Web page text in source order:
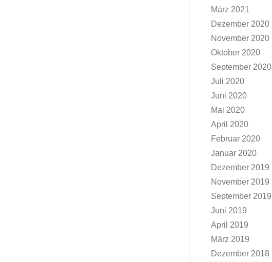
März 2021
Dezember 2020
November 2020
Oktober 2020
September 2020
Juli 2020
Juni 2020
Mai 2020
April 2020
Februar 2020
Januar 2020
Dezember 2019
November 2019
September 2019
Juni 2019
April 2019
März 2019
Dezember 2018